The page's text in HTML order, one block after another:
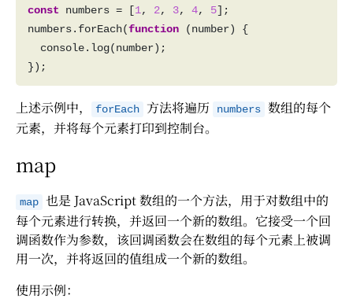
const numbers = [1, 2, 3, 4, 5
numbers.forEach(function
上述示例中， forEach 方法将遍历 numbers 数组的每个
元素，并将每个元素打印到控制台。
map
map 也是 JavaScript 数组的一个方法，用于对数组中的
每个元素进行转换，并返回一个新的数组。它接受一个回
调函数作为参数，该回调函数会在数组的每个元素上被调
用一次，并将返回的值组成一个新的数组。
使用示例：